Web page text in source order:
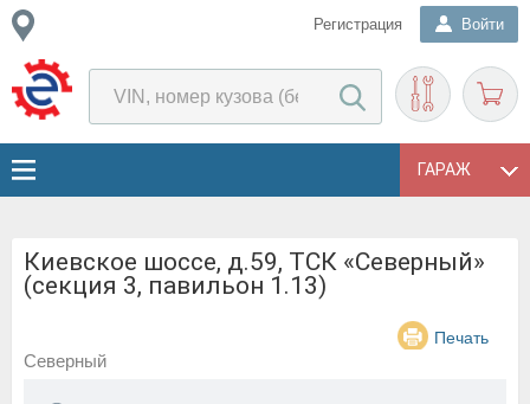
Регистрация Войти
ГАРАЖ
Киевское шоссе, д.59, ТСК «Северный»
(секция 3, павильон 1.13)
Печать
Северный